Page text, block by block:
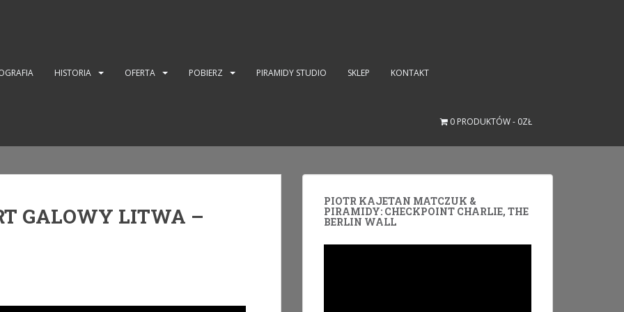
HISTORIA OFERTA POBIERZ PIRAMIDY STUDIO SKLEP KONTAKT
0 PRODUKTÓW 0ZŁ
GALOWY LITWA –
PIOTR KAJETAN MATCZUK &
PIRAMIDY: CHECKPOINT CHARLIE, THE
BERLIN WALL